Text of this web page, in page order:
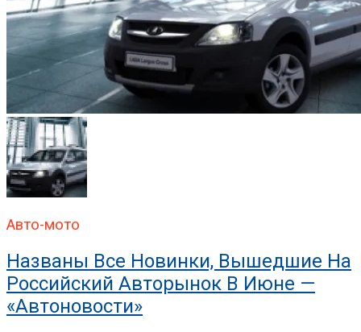
Авто-мото
Названы Все Новинки, Вышедшие На
Российский Авторынок В Июне —
«Автоновости»